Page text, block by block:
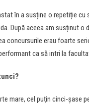
în a susține o repetiție
După aceea am susținut o
concursurile erau foarte
ca să intri la
mare, cel puțin cinci-șase